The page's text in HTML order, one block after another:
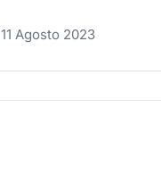
11 Agosto 2023